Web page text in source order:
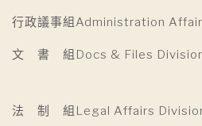
行政議事組Administration
文 書 組Docs & Files
法 制 組Legal Affairs